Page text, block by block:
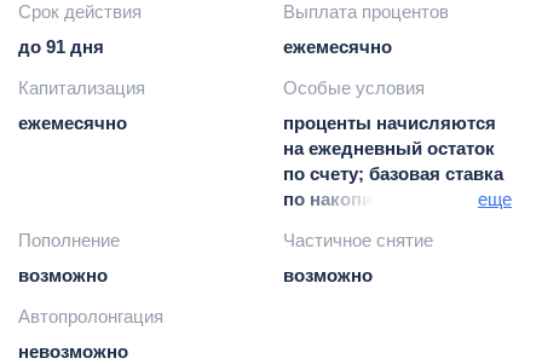
Срок действия
до 91 дня
Выплата процентов
ежемесячно
Капитализация
ежемесячно
Особые условия
проценты начисляются
на ежедневный остаток
по счету; базовая ставка
по накопительному
средств на
накопительном счете
еще
Пополнение
возможно
Частичное снятие
возможно
Автопролонгация
невозможно